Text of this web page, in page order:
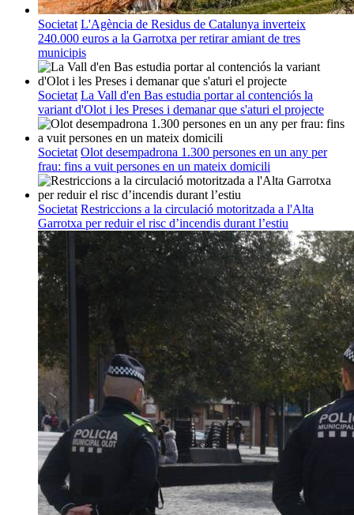
Societat L'Agència de Residus de Catalunya inverteix
240.000 euros a la Garrotxa per retirar amiant de tres
municipis
Societat La Vall d'en Bas estudia portar al contenciós la
variant d'Olot i les Preses i demanar que s'aturi el projecte
Societat Olot desempadrona 1.300 persones en un any per
frau: fins a vuit persones en un mateix domicili
Societat Restriccions a la circulació motoritzada a l'Alta
Garrotxa per reduir el risc d’incendis durant l’estiu